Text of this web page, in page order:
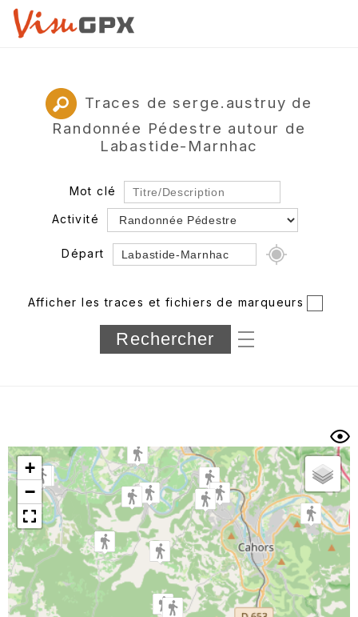
Traces de serge.austruy de
Randonnée Pédestre autour de
Labastide-Marnhac
Mot clé
Activité
Départ
Département
Longueur min/max
Trier par
Horodatage Photos
Afficher les traces et fichiers de marqueurs
+
−